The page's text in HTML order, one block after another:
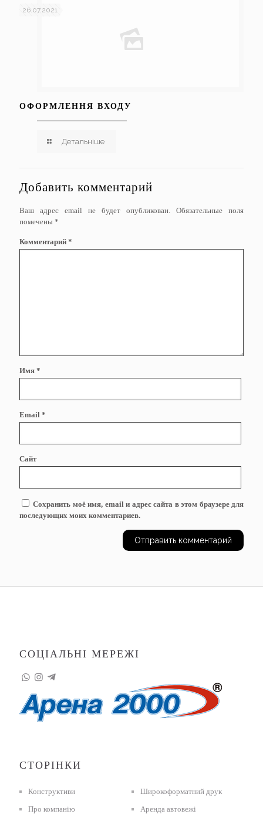
26.07.2021
ОФОРМЛЕННЯ ВХОДУ
Детальніше
Добавить комментарий
Ваш адрес email не будет опубликован.
Обязательные поля
помечены *
Комментарий *
Имя *
Email *
Сайт
Сохранить моё имя, email и адрес сайта в этом браузере для
последующих моих комментариев.
СОЦІАЛЬНІ МЕРЕЖІ
СТОРІНКИ
Конструктиви
Про компанію
Широкоформатний друк
Аренда автовежі